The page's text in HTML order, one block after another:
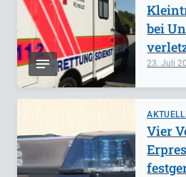
23. Juli
bei
Vier